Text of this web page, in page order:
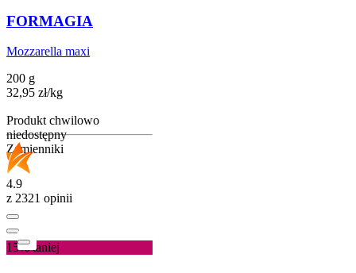
FORMAGIA
Mozzarella maxi
200 g
32,95 zł/kg
Produkt chwilowo
niedostępny
Zamienniki
4.9
z 2321 opinii
15%taniej